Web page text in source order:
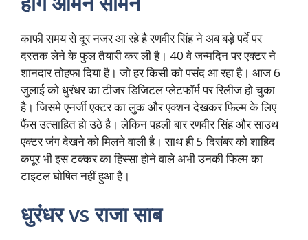
काफी समय से दूर नजर आ रहे है रणवीर सिंह ने अब बड़े पर्दे पर
दस्तक लेने के फुल तैयारी कर ली है। 40 वे जन्मदिन पर एक्टर ने
शानदार तोहफा दिया है। जो हर किसी को पसंद आ रहा है। आज 6
जुलाई को धुरंधर का टीजर डिजिटल प्लेटफॉर्म पर रिलीज हो चुका
है। जिसमे एनर्जी एक्टर का लुक और एक्शन देखकर फिल्म के लिए
फैंस उत्साहित हो उठे है। लेकिन पहली बार रणवीर सिंह और साउथ
एक्टर जंग देखने को मिलने वाली है। साथ ही 5 दिसंबर को शाहिद
कपूर भी इस टक्कर का हिस्सा होने वाले अभी उनकी फिल्म का
टाइटल घोषित नहीं हुआ है।
धुरंधर vs राजा साब